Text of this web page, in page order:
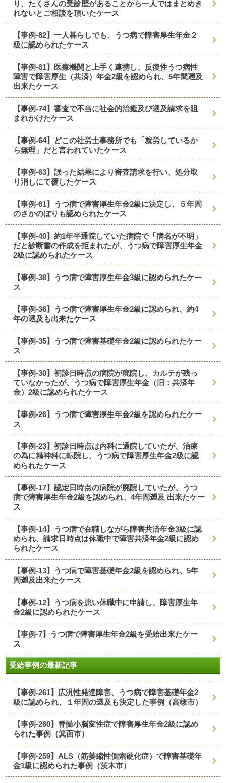
り、たくさんの受診歴があることから一人ではまとめき
れないとご相談を頂いたケース
【事例-82】一人暮らしでも、うつ病で障害厚生年金２
級に認められたケース
【事例-81】医療機関と上手く連携し、反復性うつ病性
障害で障害厚生（共済）年金2級を認められ、5年間遡及
出来たケース
【事例-74】審査で不当に社会的治癒及び遡及請求を阻
まれかけたケース
【事例-64】どこの社労士事務所でも「就労しているか
ら無理」だと言われていたケース
【事例-63】誤った結果により審査請求を行い、処分取
り消しにて覆したケース
【事例-61】うつ病で障害厚生年金2級に決定し、５年間
のさかのぼりも認められたケース
【事例-40】約1年半通院していた病院で「病名が不明」
だと診断書の作成を拒まれたが、うつ病で障害厚生年金
2級に認められたケース
【事例-38】うつ病で障害厚生年金3級に認められたケー
ス
【事例-36】うつ病で障害厚生年金2級に認められ、約4
年の遡及も出来たケース
【事例-35】うつ病で障害基礎年金2級に認められたケー
ス
【事例-30】初診日時点の病院が廃院し、カルテが残っ
ていなかったが、うつ病で障害厚生年金（旧：共済年
金）2級に認められたケース
【事例-26】うつ病で障害厚生年金2級を認められたケー
ス
【事例-23】初診日時点は内科に通院していたが、治療
の為に精神科に転院し、うつ病で障害厚生年金2級に認
められたケース
【事例-17】認定日時点の病院が廃院していたが、うつ
病で障害厚生年金2級を認められ、4年間遡及 出来たケー
ス
【事例-14】うつ病で在職しながら障害共済年金3級に認
められ、請求日時点は休職中で障害共済年金2級に認め
られたケース
【事例-13】うつ病で障害基礎年金2級を認められ、5年
間遡及出来たケース
【事例-12】うつ病を患い休職中に申請し、障害厚生年
金2級に認められたケース
【事例-7】うつ病で障害厚生年金2級を受給出来たケー
ス
受給事例の最新記事
【事例-261】広汎性発達障害、うつ病で障害基礎年金2
級に認められ、１年間の遡及も決定した事例（高槻市）
【事例-260】脊髄小脳変性症で障害厚生年金2級に認め
られた事例（箕面市）
【事例-259】ALS（筋萎縮性側索硬化症）で障害基礎年
金1級に認められた事例（茨木市）